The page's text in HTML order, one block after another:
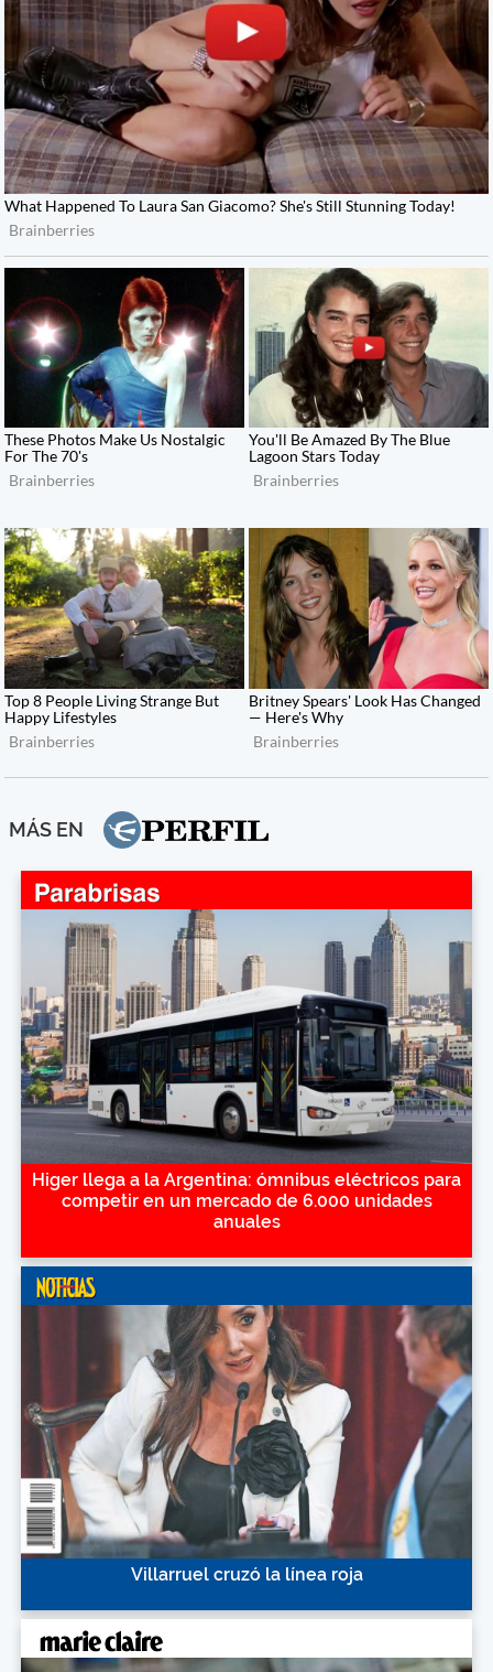
MÁS EN
Higer llega a la Argentina: ómnibus eléctricos para
competir en un mercado de 6.000 unidades
anuales
Villarruel cruzó la línea roja